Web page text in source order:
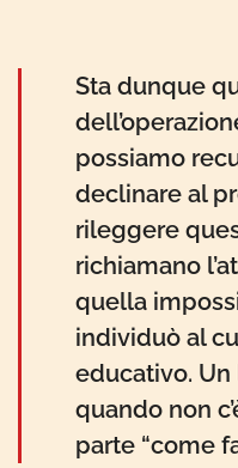
Sta dunque
possiamo
declinare al
rileggere
richiamano
quella
individuò al
educativo.
quando non
parte “come